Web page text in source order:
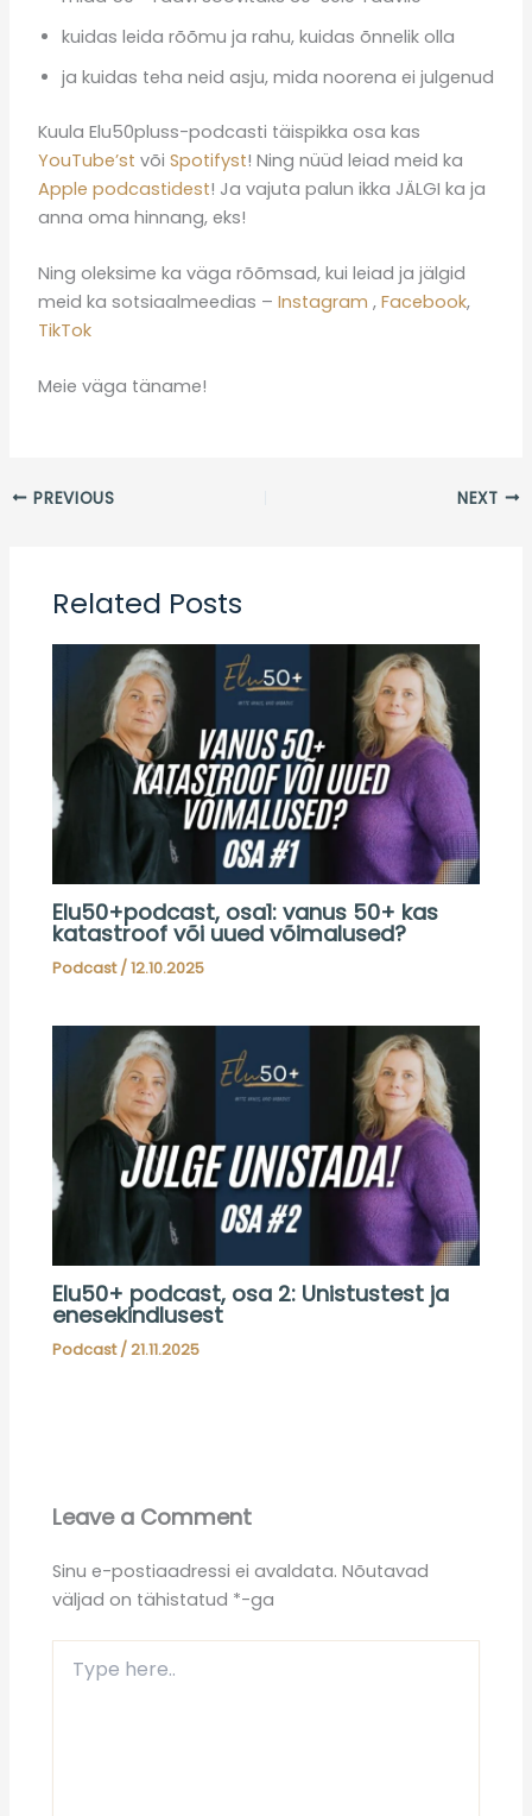
kuidas leida rõõmu ja rahu, kuidas õnnelik olla
ja kuidas teha neid asju, mida noorena ei julgenud
Kuula Elu50pluss-podcasti täispikka osa kas
YouTube’st või Spotifyst! Ning nüüd leiad meid ka
Apple podcastidest! Ja vajuta palun ikka JÄLGI ka ja
anna oma hinnang, eks!
Ning oleksime ka väga rõõmsad, kui leiad ja jälgid
meid ka sotsiaalmeedias – Instagram , Facebook,
TikTok
Meie väga täname!
PREVIOUS NEXT
Related Posts
Elu50+podcast, osa1: vanus 50+ kas
katastroof või uued võimalused?
Podcast/12.10.2025
Elu50+ podcast, osa 2: Unistustest ja
enesekindlusest
Podcast/21.11.2025
Leave a Comment
Sinu e-postiaadressi ei avaldata. Nõutavad
väljad on tähistatud *-ga
here..